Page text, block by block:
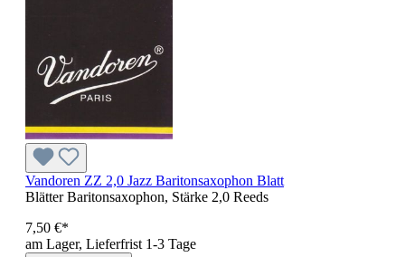
Vandoren ZZ 2,0 Jazz Baritonsaxophon Blatt
Blätter Baritonsaxophon, Stärke 2,0 Reeds
7,50 €*
am Lager, Lieferfrist 1-3 Tage